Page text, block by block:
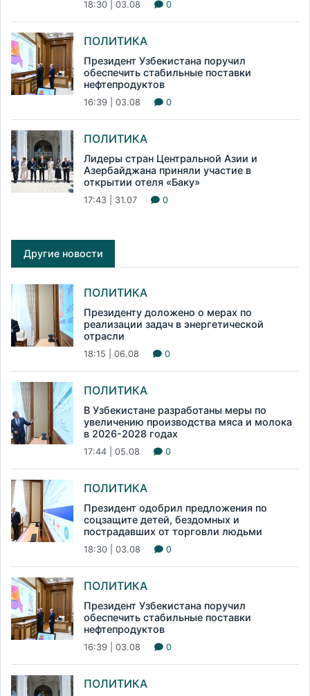
18:30 | 03.08 0
ПОЛИТИКА
Президент Узбекистана поручил
обеспечить стабильные поставки
нефтепродуктов
16:39 | 03.08 0
ПОЛИТИКА
Лидеры стран Центральной Азии и
Азербайджана приняли участие в
открытии отеля «Баку»
17:43 | 31.07 0
Другие новости
ПОЛИТИКА
Президенту доложено о мерах по
реализации задач в энергетической
отрасли
18:15 | 06.08 0
ПОЛИТИКА
В Узбекистане разработаны меры по
увеличению производства мяса и молока
в 2026-2028 годах
17:44 | 05.08 0
ПОЛИТИКА
Президент одобрил предложения по
соцзащите детей, бездомных и
пострадавших от торговли людьми
18:30 | 03.08 0
ПОЛИТИКА
Президент Узбекистана поручил
обеспечить стабильные поставки
нефтепродуктов
16:39 | 03.08 0
ПОЛИТИКА